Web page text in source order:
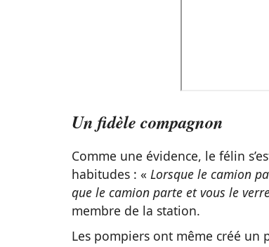
Un fidèle compagnon
Comme une évidence, le félin
habitudes : « Lorsque le camion
que le camion parte et vous le
membre de la station.
Les pompiers ont même créé un